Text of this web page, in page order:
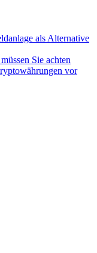
als Alternative
Sie achten
vor